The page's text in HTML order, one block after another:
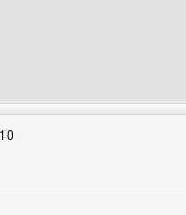
besuchen: